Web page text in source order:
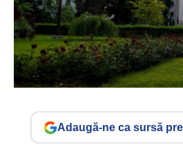
Adaugă-ne ca sursă